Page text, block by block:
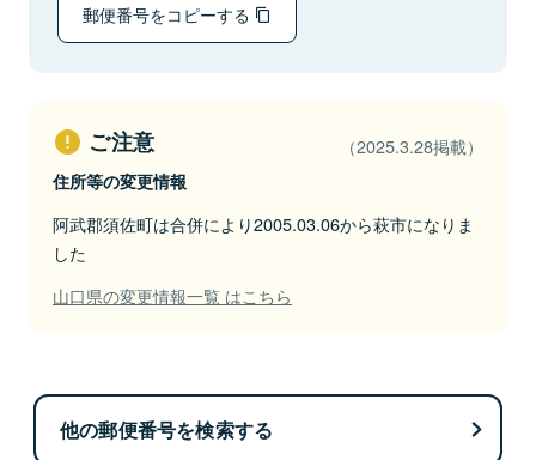
郵便番号をコピーする
ご注意 （2025.3.28掲載）
住所等の変更情報
阿武郡須佐町は合併により2005.03.06から萩市になりま
した
山口県の変更情報一覧 はこちら
他の郵便番号を検索する